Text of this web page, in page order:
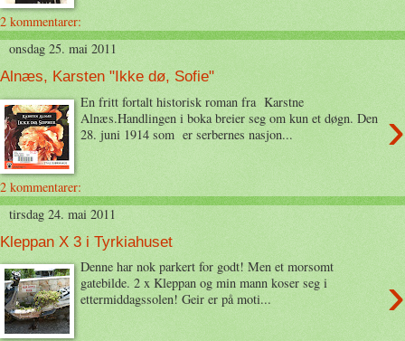
2 kommentarer:
onsdag 25. mai 2011
Alnæs, Karsten "Ikke dø, Sofie"
›
En fritt fortalt historisk roman fra Karstne
Alnæs.Handlingen i boka breier seg om kun et døgn. Den
28. juni 1914 som er serbernes nasjon...
2 kommentarer:
tirsdag 24. mai 2011
Kleppan X 3 i Tyrkiahuset
›
Denne har nok parkert for godt! Men et morsomt
gatebilde. 2 x Kleppan og min mann koser seg i
ettermiddagssolen! Geir er på moti...